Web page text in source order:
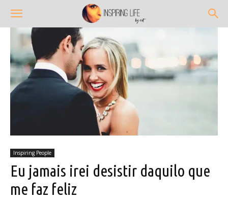
Inspiring People
Eu jamais irei desistir daquilo que
me faz feliz